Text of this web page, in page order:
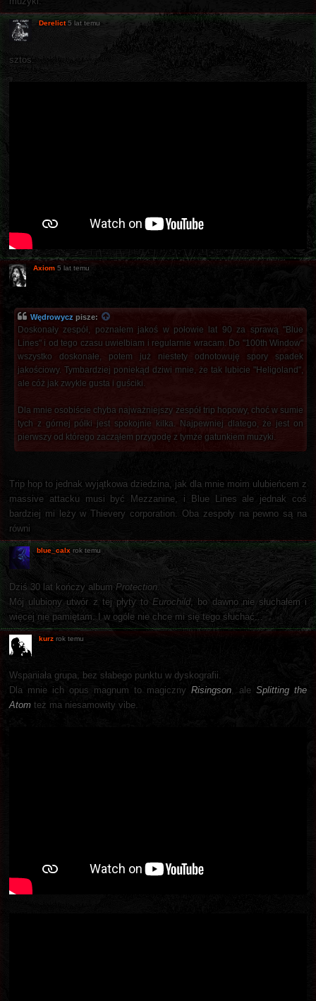
Derelict 5 lat temu
sztos:
Axiom 5 lat temu
Wędrowycz pisze:
Doskonały zespół, poznałem jakoś w połowie lat 90 za sprawą "Blue
Lines" i od tego czasu uwielbiam i regularnie wracam. Do "100th Window"
wszystko doskonałe, potem już niestety odnotowuję spory spadek
jakościowy. Tymbardziej poniekąd dziwi mnie, że tak lubicie "Heligoland",
ale cóż jak zwykle gusta i guściki.
Dla mnie osobiście chyba najważniejszy zespół trip hopowy, choć w sumie
tych z górnej półki jest spokojnie kilka. Najpewniej dlatego, że jest on
pierwszy od którego zacząłem przygodę z tymże gatunkiem muzyki.
Trip hop to jednak wyjątkowa dziedzina, jak dla mnie moim ulubieńcem z
massive attacku musi być Mezzanine, i Blue Lines ale jednak coś
bardziej mi leży w Thievery corporation. Oba zespoły na pewno są na
równi
blue_calx rok temu
Dziś 30 lat kończy album Protection.
Mój ulubiony utwór z tej płyty to Eurochild, bo dawno nie słuchałem i
więcej nie pamiętam. I w ogóle nie chce mi się tego słuchać...
kurz rok temu
Wspaniała grupa, bez słabego punktu w dyskografii.
Dla mnie ich opus magnum to magiczny Risingson , ale Splitting the
Atom też ma niesamowity vibe.